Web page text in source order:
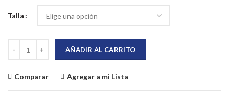
Talla
AÑADIR AL CARRITO
Comparar Agregar a mi Lista